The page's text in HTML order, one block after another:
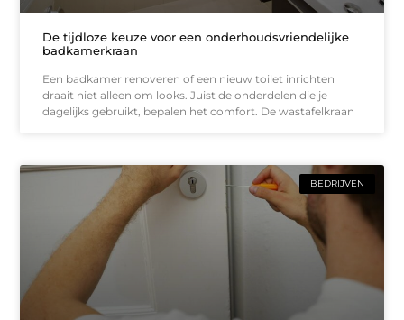
De tijdloze keuze voor een onderhoudsvriendelijke
badkamerkraan
Een badkamer renoveren of een nieuw toilet inrichten
draait niet alleen om looks. Juist de onderdelen die je
dagelijks gebruikt, bepalen het comfort. De wastafelkraan
BEDRIJVEN